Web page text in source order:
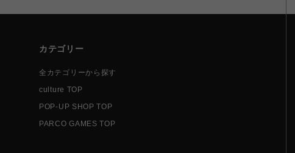
カテゴリー
全カテゴリーから探す
culture TOP
POP-UP SHOP TOP
PARCO GAMES TOP